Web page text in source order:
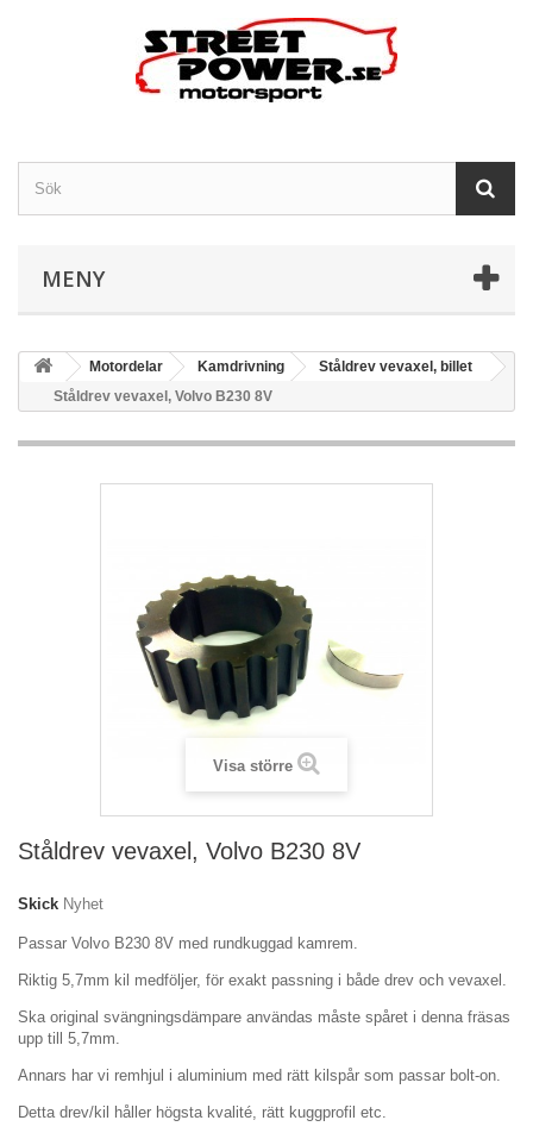
MENY
Motordelar Kamdrivning
Ståldrev vevaxel, billet
Ståldrev vevaxel, Volvo B230 8V
Visa större
Ståldrev vevaxel, Volvo B230 8V
Skick Nyhet
Passar Volvo B230 8V med rundkuggad kamrem.
Riktig 5,7mm kil medföljer, för exakt passning i både drev och vevaxel.
Ska original svängningsdämpare användas måste spåret i denna fräsas
upp till 5,7mm.
Annars har vi remhjul i aluminium med rätt kilspår som passar bolt-on.
Detta drev/kil håller högsta kvalité, rätt kuggprofil etc.